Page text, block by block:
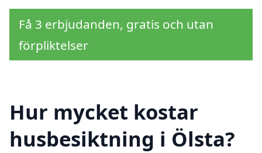
Få 3 erbjudanden, gratis och utan
förpliktelser
Hur mycket kostar
husbesiktning i Ölsta?